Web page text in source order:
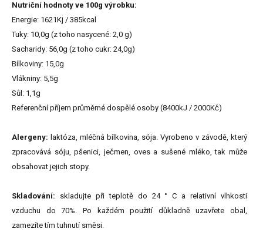
Nutriční hodnoty ve 100g výrobku:
Energie: 1621Kj / 385kcal
Tuky: 10,0g (z toho nasycené: 2,0 g)
Sacharidy: 56,0g (z toho cukr: 24,0g)
Bílkoviny: 15,0g
Vlákniny: 5,5g
Sůl: 1,1g
Referenční příjem průměrné dospělé osoby (8400kJ / 2000Kč)
Alergeny: laktóza, mléčná bílkovina, sója. Vyrobeno v závodě, který
zpracovává sóju, pšenici, ječmen, oves a sušené mléko, tak může
obsahovat jejich stopy.
Skladování: skladujte při teplotě do 24 ° C a relativní vlhkosti
vzduchu do 70%. Po každém použití důkladně uzavřete obal,
zamezíte tím tuhnutí směsi.